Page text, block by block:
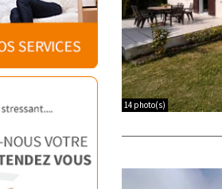
14 photo(s)